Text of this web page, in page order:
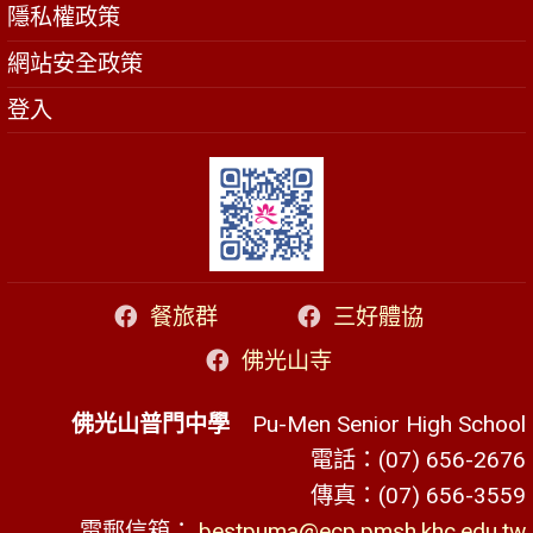
隱私權政策
網站安全政策
登入
餐旅群
三好體協
佛光山寺
佛光山普門中學 Pu-Men Senior High School
電話：(07) 656-2676
傳真：(07) 656-3559